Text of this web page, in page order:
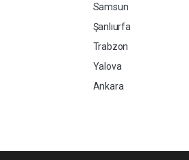
Samsun
Şanlıurfa
Trabzon
Yalova
Ankara